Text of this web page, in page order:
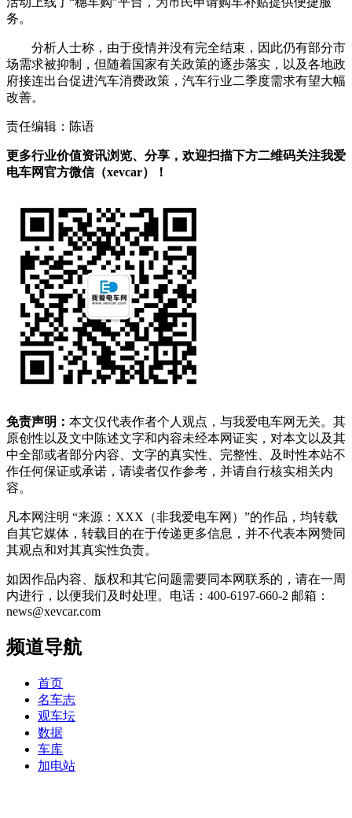
务。
分析人士称，由于疫情并没有完全结束，因此仍有部分市
场需求被抑制，但随着国家有关政策的逐步落实，以及各地政
府接连出台促进汽车消费政策，汽车行业二季度需求有望大幅
改善。
责任编辑：陈语
更多行业价值资讯浏览、分享，欢迎扫描下方二维码关注我爱
电车网官方微信（xevcar）！
免责声明： 本文仅代表作者个人观点，与我爱电车网无关。其
原创性以及文中陈述文字和内容未经本网证实，对本文以及其
中全部或者部分内容、文字的真实性、完整性、及时性本站不
作任何保证或承诺，请读者仅作参考，并请自行核实相关内
容。
凡本网注明 “来源：XXX（非我爱电车网）”的作品，均转载
自其它媒体，转载目的在于传递更多信息，并不代表本网赞同
其观点和对其真实性负责。
如因作品内容、版权和其它问题需要同本网联系的，请在一周
内进行，以便我们及时处理。电话：400-6197-660-2 邮箱：
news@xevcar.com
频道导航
首页
名车志
观车坛
数据
车库
加电站